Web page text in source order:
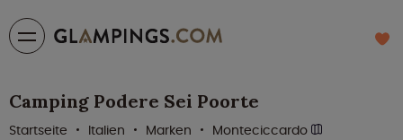
Camping Podere Sei Poorte
Startseite Italien Marken Monteciccardo